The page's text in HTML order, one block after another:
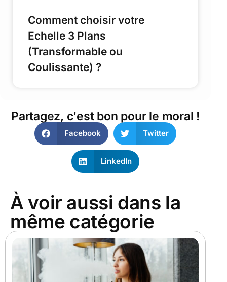
Comment choisir votre
Echelle 3 Plans
(Transformable ou
Coulissante) ?
Partagez, c'est bon pour le moral !
Facebook Twitter
LinkedIn
À voir aussi dans la
même catégorie